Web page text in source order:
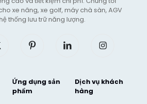
xe nâng, xe golf, máy chà sàn, AGV
thống lưu trữ năng lượng.
Ứng dụng sản
phẩm
Dịch vụ khách
hàng